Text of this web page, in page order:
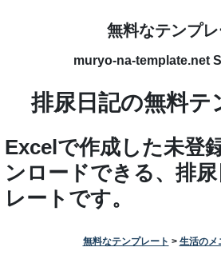
無料なテンプレ
muryo-na-template.net
排尿日記の無料テ
Excelで作成した未登
ンロードできる、排
レートです。
無料なテンプレート > 生活のメ